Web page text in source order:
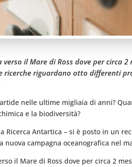
il Mare di Ross dove per circa
riguardano otto differenti
nelle ultime migliaia di anni?
e la biodiversità?
Ricerca Antartica – si è posto in un
campagna oceanografica nel
il Mare di Ross dove per circa 2